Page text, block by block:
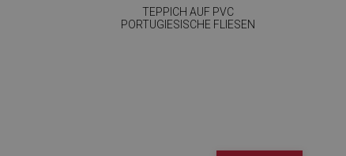
TEPPICH AUF PVC
PORTUGIESISCHE FLIESEN